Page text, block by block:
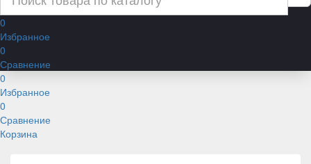
0
Избранное
0
Сравнение
0
Избранное
0
Сравнение
Корзина